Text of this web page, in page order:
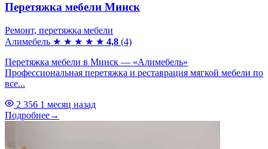
Перетяжка мебели Минск
Ремонт, перетяжка мебели
Алимебель ★ ★ ★ ★ ★ 4,8 (4)
Перетяжка мебели в Минск — «Алимебель»
Профессиональная перетяжка и реставрация мягкой мебели по
все...
2 356 1 месяц назад
Подробнее→